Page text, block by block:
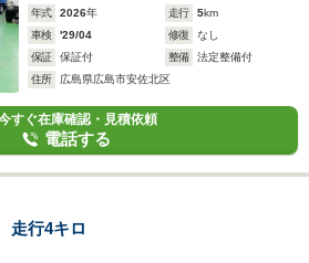
年式
2026年 走行 5km
車検
'29/04 修復
なし
保証
保証付 整備
法定整備付
住所
広島県広島市安佐北区
すぐ在庫確認・見積依頼
電話する
行4キロ